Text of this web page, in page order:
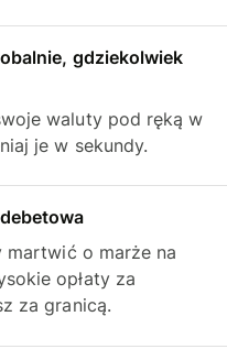
gdziekolwiek
waluty pod ręką w
je w sekundy.
martwić o marże na
opłaty za
za granicą.